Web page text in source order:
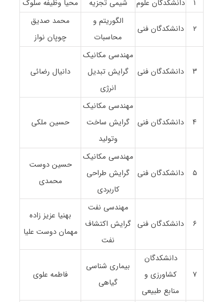
۱ دانشکدگان علوم شیمی تجزیه محیا وظیفه سلوک
۲ دانشکدگان فنی
الگوریتم و
محاسبات
محمد صدیق
چوپان نواز
۳ دانشکدگان فنی
مهندسی مکانیک
گرایش تبدیل
انرژی
دانیال رضائی
۴ دانشکدگان فنی
مهندسی مکانیک
گرایش ساخت
وتولید
حسین ملکی
۵ دانشکدگان فنی
مهندسی مکانیک
گرایش طراحی
کاربردی
حسین دوست
محمدی
۶ دانشکدگان فنی
مهندسی نفت
گرایش اکتشاف
نفت
بهنیا عزیز زاده
مهمان دوست علیا
۷
دانشکدگان
کشاورزی و
منابع طبیعی
بیماری شناسی
گیاهی
فاطمه علوی